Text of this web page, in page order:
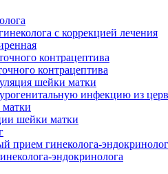
с коррекцией лечения
контрацептива
контрацептива
шейки матки
инфекцию из
матки
шейки матки
прием гинеколога-
эндокринолога